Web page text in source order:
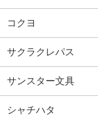
コクヨ
サクラクレパス
サンスター文具
シャチハタ